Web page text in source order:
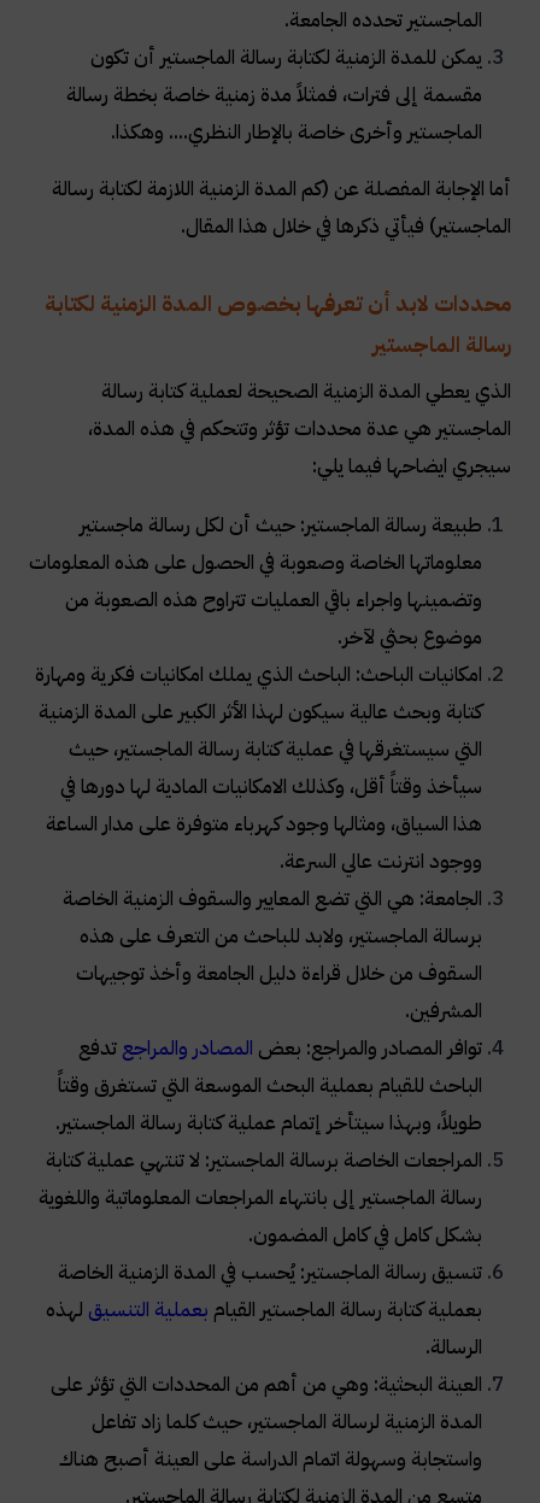
الماجستير تحدده الجامعة.
يمكن للمدة الزمنية لكتابة رسالة الماجستير أن تكون
مقسمة إلى فترات، فمثلاً مدة زمنية خاصة بخطة رسالة
الماجستير وأخرى خاصة بالإطار النظري.... وهكذا.
أما الإجابة المفصلة عن (كم المدة الزمنية اللازمة لكتابة رسالة
الماجستير) فيأتي ذكرها في خلال هذا المقال.
محددات لابد أن تعرفها بخصوص المدة الزمنية لكتابة
رسالة الماجستير
الذي يعطي المدة الزمنية الصحيحة لعملية كتابة رسالة
الماجستير هي عدة محددات تؤثر وتتحكم في هذه المدة،
سيجري ايضاحها فيما يلي:
طبيعة رسالة الماجستير: حيث أن لكل رسالة ماجستير
معلوماتها الخاصة وصعوبة في الحصول على هذه المعلومات
وتضمينها واجراء باقي العمليات تتراوح هذه الصعوبة من
موضوع بحثي لآخر.
امكانيات الباحث: الباحث الذي يملك امكانيات فكرية ومهارة
كتابة وبحث عالية سيكون لهذا الأثر الكبير على المدة الزمنية
التي سيستغرقها في عملية كتابة رسالة الماجستير، حيث
سيأخذ وقتاً أقل، وكذلك الامكانيات المادية لها دورها في
هذا السياق، ومثالها وجود كهرباء متوفرة على مدار الساعة
ووجود انترنت عالي السرعة.
الجامعة: هي التي تضع المعايير والسقوف الزمنية الخاصة
برسالة الماجستير، ولابد للباحث من التعرف على هذه
السقوف من خلال قراءة دليل الجامعة وأخذ توجيهات
المشرفين.
توافر المصادر والمراجع: بعض المصادر والمراجع تدفع
الباحث للقيام بعملية البحث الموسعة التي تستغرق وقتاً
طويلاً، وبهذا سيتأخر إتمام عملية كتابة رسالة الماجستير.
المراجعات الخاصة برسالة الماجستير: لا تنتهي عملية كتابة
رسالة الماجستير إلى بانتهاء المراجعات المعلوماتية واللغوية
بشكل كامل في كامل المضمون.
تنسيق رسالة الماجستير: يُحسب في المدة الزمنية الخاصة
بعملية كتابة رسالة الماجستير القيام بعملية التنسيق لهذه
الرسالة.
العينة البحثية: وهي من أهم من المحددات التي تؤثر على
المدة الزمنية لرسالة الماجستير، حيث كلما زاد تفاعل
واستجابة وسهولة اتمام الدراسة على العينة أصبح هناك
متسع من المدة الزمنية لكتابة رسالة الماجستير.